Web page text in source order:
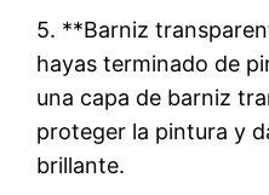
5. **Barniz
hayas terminado de
una capa de barniz
proteger la pintura y
brillante.